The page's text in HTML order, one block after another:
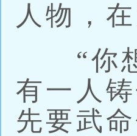
人物，
“你想
有一人
先要武